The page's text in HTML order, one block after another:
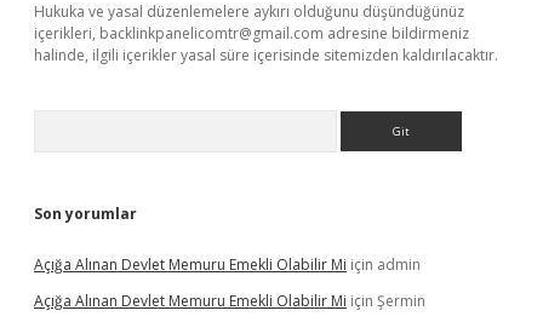
Hukuka ve yasal düzenlemelere aykırı olduğunu düşündüğünüz
içerikleri, backlinkpanelicomtr@gmail.com adresine bildirmeniz
halinde, ilgili içerikler yasal süre içerisinde sitemizden kaldırılacaktır.
Son yorumlar
Açığa Alınan Devlet Memuru Emekli Olabilir Mi için admin
Açığa Alınan Devlet Memuru Emekli Olabilir Mi için Şermin